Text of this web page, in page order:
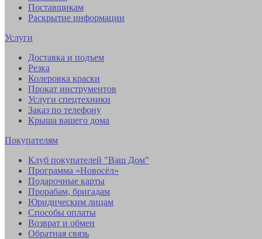
Поставщикам
Раскрытие информации
Услуги
Доставка и подъем
Резка
Колеровка краски
Прокат инструментов
Услуги спецтехники
Заказ по телефону
Крыша вашего дома
Покупателям
Клуб покупателей "Ваш Дом"
Программа «Новосёл»
Подарочные карты
Прорабам, бригадам
Юридическим лицам
Способы оплаты
Возврат и обмен
Обратная связь